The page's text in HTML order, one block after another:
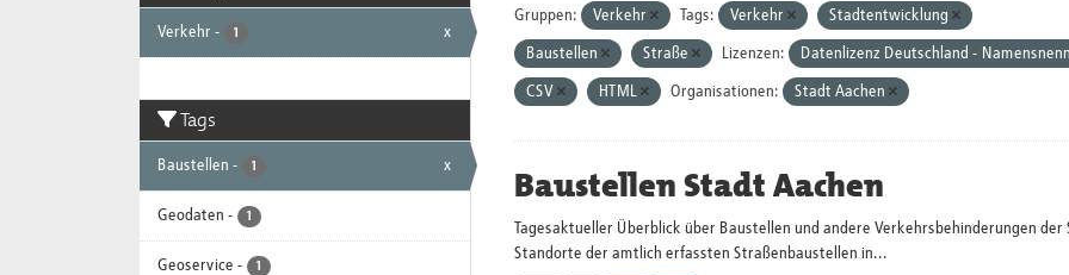
Verkehr - 1 x
Tags
Baustellen - 1 x
Geodaten - 1
Geoservice - 1
Gruppen: Verkehr Tags: Verkehr Stadtentwicklung
Baustellen Straße Lizenzen: Datenlizenz Deutschland -
CSV HTML Organisationen: Stadt Aachen
Baustellen Stadt Aachen
Tagesaktueller Überblick über Baustellen und andere Verkehrsbehinderungen
Standorte der amtlich erfassten Straßenbaustellen in...